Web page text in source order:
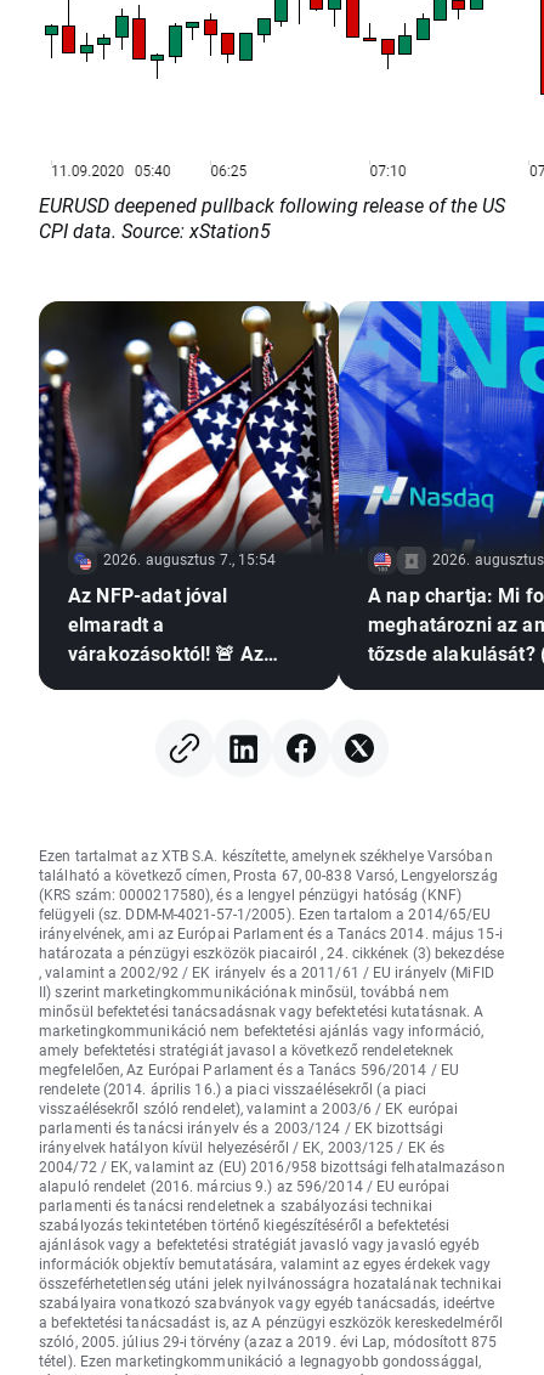
EURUSD deepened pullback following release of the US
CPI data. Source: xStation5
2026. augusztus 7., 15:54
Az NFP-adat jóval
elmaradt a
várakozásoktól! 🚨 Az
2026.
A nap chartja: Mi
meghatározni az
tőzsde alakulását?
Ezen tartalmat az XTB S.A. készítette, amelynek székhelye Varsóban
található a következő címen, Prosta 67, 00-838 Varsó, Lengyelország
(KRS szám: 0000217580), és a lengyel pénzügyi hatóság (KNF)
felügyeli (sz. DDM-M-4021-57-1/2005). Ezen tartalom a 2014/65/EU
irányelvének, ami az Európai Parlament és a Tanács 2014. május 15-i
határozata a pénzügyi eszközök piacairól , 24. cikkének (3) bekezdése
, valamint a 2002/92 / EK irányelv és a 2011/61 / EU irányelv (MiFID
II) szerint marketingkommunikációnak minősül, továbbá nem
minősül befektetési tanácsadásnak vagy befektetési kutatásnak. A
marketingkommunikáció nem befektetési ajánlás vagy információ,
amely befektetési stratégiát javasol a következő rendeleteknek
megfelelően, Az Európai Parlament és a Tanács 596/2014 / EU
rendelete (2014. április 16.) a piaci visszaélésekről (a piaci
visszaélésekről szóló rendelet), valamint a 2003/6 / EK európai
parlamenti és tanácsi irányelv és a 2003/124 / EK bizottsági
irányelvek hatályon kívül helyezéséről / EK, 2003/125 / EK és
2004/72 / EK, valamint az (EU) 2016/958 bizottsági felhatalmazáson
alapuló rendelet (2016. március 9.) az 596/2014 / EU európai
parlamenti és tanácsi rendeletnek a szabályozási technikai
szabályozás tekintetében történő kiegészítéséről a befektetési
ajánlások vagy a befektetési stratégiát javasló vagy javasló egyéb
információk objektív bemutatására, valamint az egyes érdekek vagy
összeférhetetlenség utáni jelek nyilvánosságra hozatalának technikai
szabályaira vonatkozó szabványok vagy egyéb tanácsadás, ideértve
a befektetési tanácsadást is, az A pénzügyi eszközök kereskedelméről
szóló, 2005. július 29-i törvény (azaz a 2019. évi Lap, módosított 875
tétel). Ezen marketingkommunikáció a legnagyobb gondossággal,